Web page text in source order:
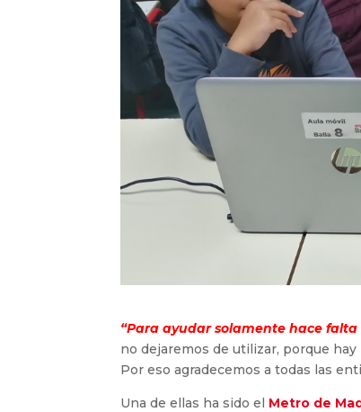
“Para ayudar solamente hace
no dejaremos de utilizar, porque
Por eso agradecemos a todas las
Una de ellas ha sido el Metro de